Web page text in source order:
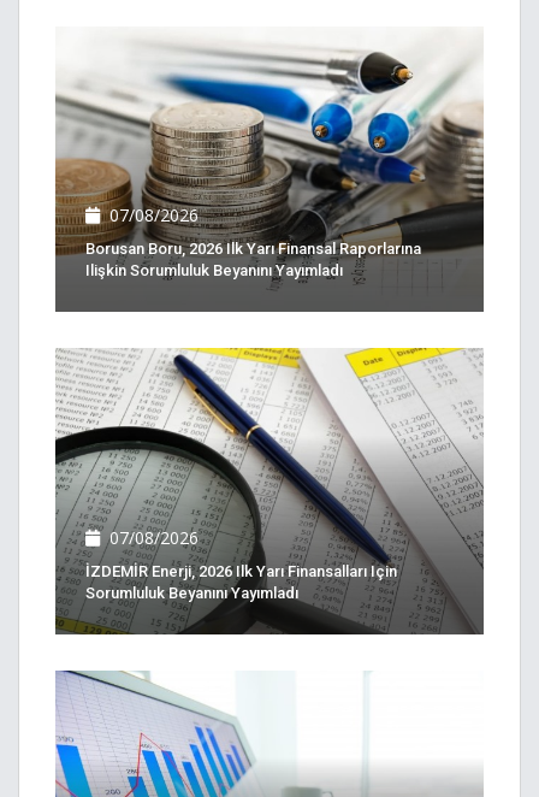
07/08/2026
Borusan Boru, 2026 Ilk Yarı Finansal Raporlarına
Ilişkin Sorumluluk Beyanını Yayımladı
07/08/2026
İZDEMİR Enerji, 2026 Ilk Yarı Finansalları Için
Sorumluluk Beyanını Yayımladı